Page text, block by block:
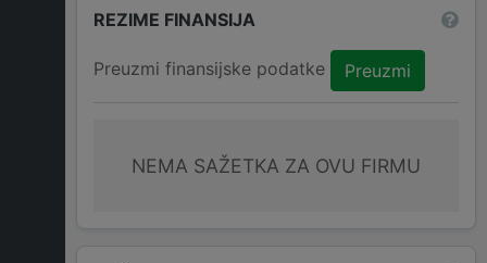
REZIME FINANSIJA
Preuzmi finansijske podatke Preuzmi
NEMA SAŽETKA ZA OVU FIRMU